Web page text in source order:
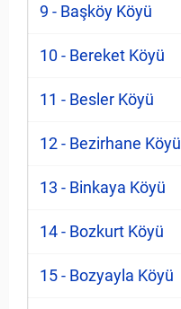
9 - Başköy Köyü
10 - Bereket Köyü
11 - Besler Köyü
12 - Bezirhane Köyü
13 - Binkaya Köyü
14 - Bozkurt Köyü
15 - Bozyayla Köyü